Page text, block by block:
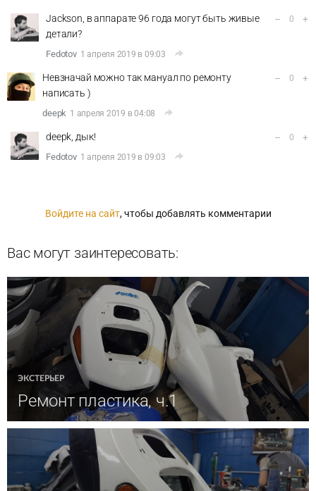
Jackson, в аппарате 96 года могут быть живые
детали?
Fedotov 1 апреля 2019 в 09:03
– 0 +
Невзначай можно так мануал по ремонту
написать )
deepk 1 апреля 2019 в 04:08
– 0 +
deepk, дык!
Fedotov 1 апреля 2019 в 09:03
– 0 +
Войдите на сайт, чтобы добавлять комментарии
Вас могут заинтересовать:
ЭКСТЕРЬЕР
Ремонт пластика, ч.1